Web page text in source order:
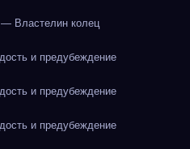
Властелин колец
и предубеждение
и предубеждение
и предубеждение